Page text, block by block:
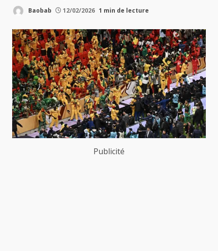
Baobab 12/02/2026 1 min de lecture
Publicité